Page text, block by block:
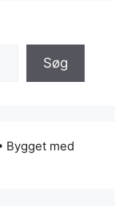
Søg
Bygget med